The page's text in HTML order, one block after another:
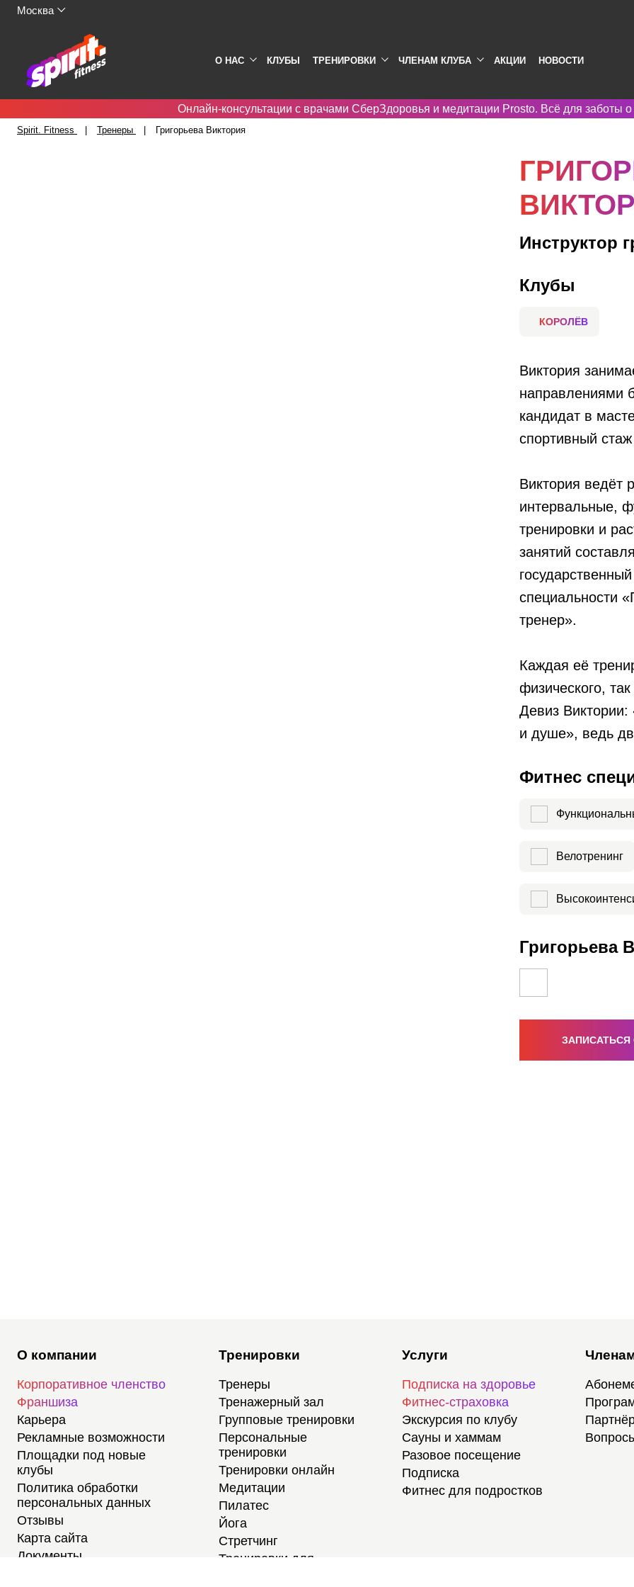
Москва
О НАС КЛУБЫ ТРЕНИРОВКИ ЧЛЕНАМ КЛУБА АКЦИИ НОВОСТИ
Онлайн-консультации с врачами СберЗдоровья и медитации Prosto. Всё для заботы
Spirit. Fitness Тренеры Григорьева Виктория
Инструктор
Клубы
КОРОЛЁВ
Виктория
направлениями
кандидат в
спортивный стаж
Виктория ведёт
интервальные,
тренировки и
занятий
специальности
тренер».
Каждая её
физического,
Девиз Виктории:
и душе», ведь
Фитнес
Велотренинг
Григорьева
ЗАПИСАТЬСЯ
О компании
Корпоративное членство
Франшиза
Карьера
Рекламные возможности
Площадки под новые
клубы
Политика обработки
персональных данных
Отзывы
Карта сайта
Документы
Тренировки
Тренеры
Тренажерный зал
Групповые тренировки
Персональные
тренировки
Тренировки онлайн
Медитации
Пилатес
Йога
Стретчинг
Тренировки для
Услуги
Подписка на здоровье
Фитнес-страховка
Экскурсия по клубу
Сауны и хаммам
Разовое посещение
Подписка
Фитнес для подростков